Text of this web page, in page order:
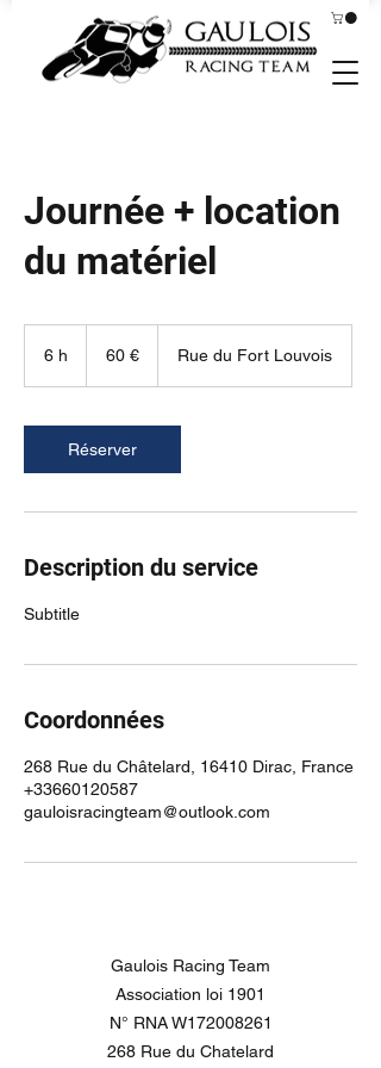
Journée + location
du matériel
6 h 60 € Rue du Fort Louvois
Réserver
Description du service
Subtitle
Coordonnées
268 Rue du Châtelard, 16410 Dirac, France
+33660120587
gauloisracingteam@outlook.com
Gaulois Racing Team
Association loi 1901
N° RNA W172008261
268 Rue du Chatelard